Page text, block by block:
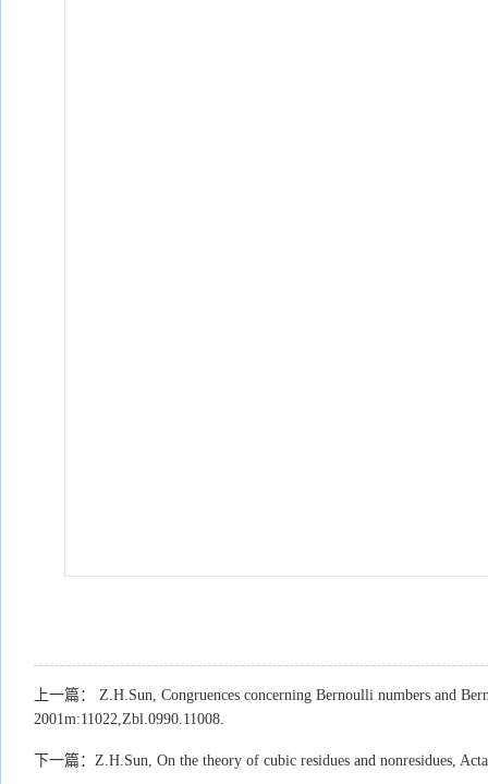
上一篇：
Z.H.Sun, Congruences concerning Bernoulli numbers and
2001m:11022,Zbl.0990.11008.
下一篇： Z.H.Sun, On the theory of cubic residues and nonresidues,